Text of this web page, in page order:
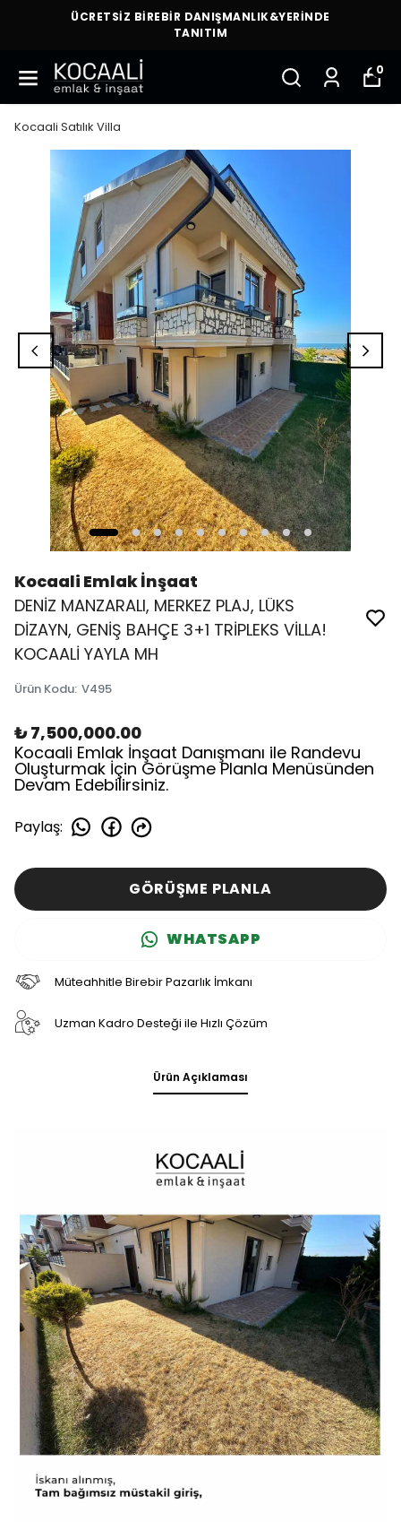
ÜCRETSİZ BİREBİR DANIŞMANLIK&YERİNDE
TANITIM
0
Kocaali Satılık Villa
Kocaali Emlak İnşaat
DENİZ MANZARALI, MERKEZ PLAJ, LÜKS
DİZAYN, GENİŞ BAHÇE 3+1 TRİPLEKS VİLLA!
KOCAALİ YAYLA MH
Ürün Kodu: V495
₺ 7,500,000.00
Kocaali Emlak İnşaat Danışmanı ile Randevu
Oluşturmak İçin Görüşme Planla Menüsünden
Devam Edebilirsiniz.
Paylaş:
GÖRÜŞME PLANLA
WHATSAPP
Müteahhitle Birebir Pazarlık İmkanı
Uzman Kadro Desteği ile Hızlı Çözüm
Ürün Açıklaması